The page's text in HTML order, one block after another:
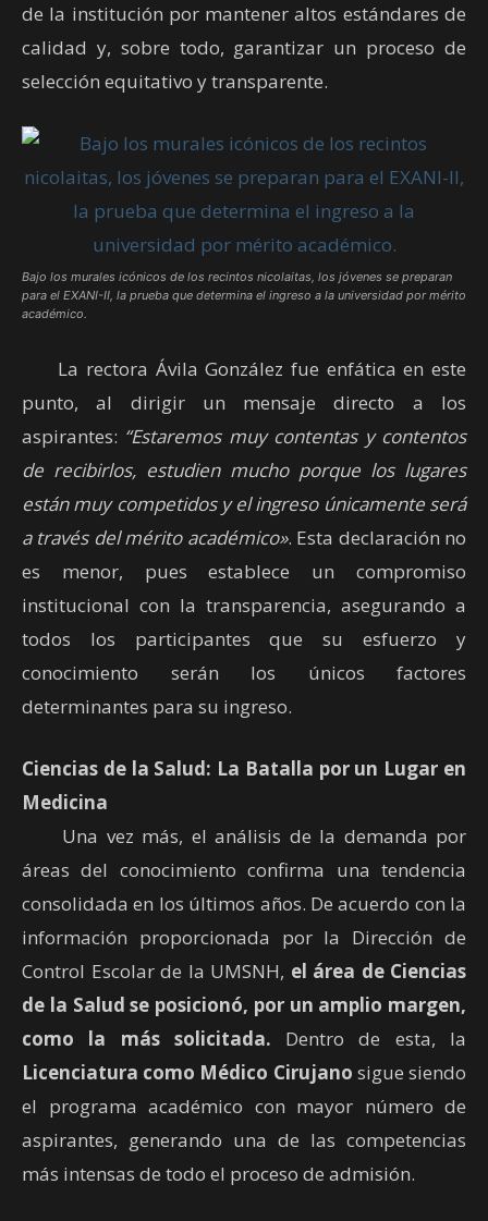
de la institución por mantener altos estándares de
calidad y, sobre todo, garantizar un proceso de
selección equitativo y transparente.
Bajo los murales icónicos de los recintos nicolaitas, los jóvenes se preparan
para el EXANI-II, la prueba que determina el ingreso a la universidad por mérito
académico.
La rectora Ávila González fue enfática en este
punto, al dirigir un mensaje directo a los
aspirantes: “Estaremos muy contentas y contentos
de recibirlos, estudien mucho porque los lugares
están muy competidos y el ingreso únicamente será
a través del mérito académico». Esta declaración no
es menor, pues establece un compromiso
institucional con la transparencia, asegurando a
todos los participantes que su esfuerzo y
conocimiento serán los únicos factores
determinantes para su ingreso.
Ciencias de la Salud: La Batalla por un Lugar en
Medicina
Una vez más, el análisis de la demanda por
áreas del conocimiento confirma una tendencia
consolidada en los últimos años. De acuerdo con la
información proporcionada por la Dirección de
Control Escolar de la UMSNH, el área de Ciencias
de la Salud se posicionó, por un amplio margen,
como la más solicitada. Dentro de esta, la
Licenciatura como Médico Cirujano sigue siendo
el programa académico con mayor número de
aspirantes, generando una de las competencias
más intensas de todo el proceso de admisión.